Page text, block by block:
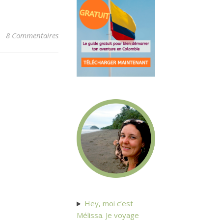
8 Commentaires
Hey, moi c’est
Mélissa. Je voyage